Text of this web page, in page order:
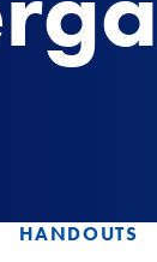
HANDOUTS